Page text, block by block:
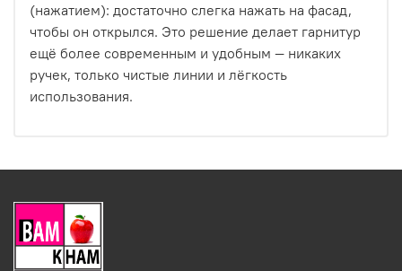
(нажатием): достаточно слегка нажать на фасад,
чтобы он открылся. Это решение делает гарнитур
ещё более современным и удобным — никаких
ручек, только чистые линии и лёгкость
использования.